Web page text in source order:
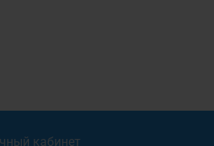
кабинет